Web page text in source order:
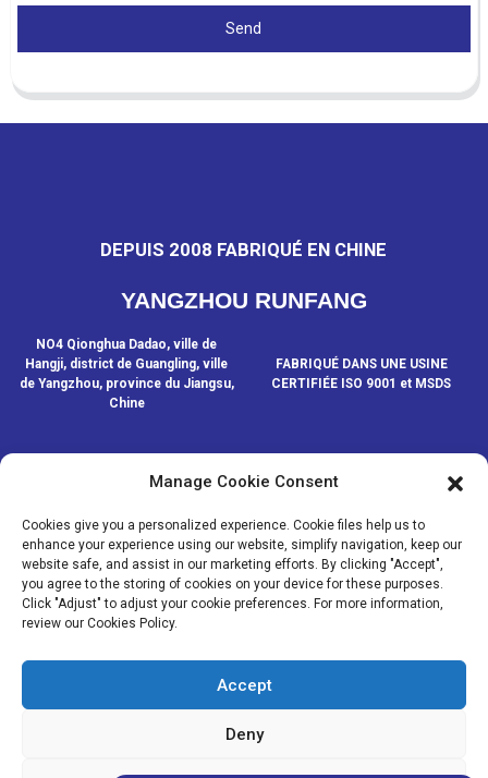
Send
DEPUIS 2008 FABRIQUÉ EN CHINE
YANGZHOU RUNFANG
NO4 Qionghua Dadao, ville de
Hangji, district de Guangling, ville
de Yangzhou, province du Jiangsu,
Chine
FABRIQUÉ DANS UNE USINE
CERTIFIÉE ISO 9001 et MSDS
CONTACTEZ-NOUS
© COPYRIGHT - 2020-2024 : TOUS DROITS RÉSERVÉS.- Plan du
site- SitemapTrans - Recherche principale
MÉDIAS
NOUVELLES
À PROPOS DE NOUS
Manage Cookie Consent
Cookies give you a personalized experience. Cookie files help us to
enhance your experience using our website, simplify navigation, keep our
website safe, and assist in our marketing efforts. By clicking "Accept",
you agree to the storing of cookies on your device for these purposes.
Click "Adjust" to adjust your cookie preferences. For more information,
review our Cookies Policy.
Accept
Deny